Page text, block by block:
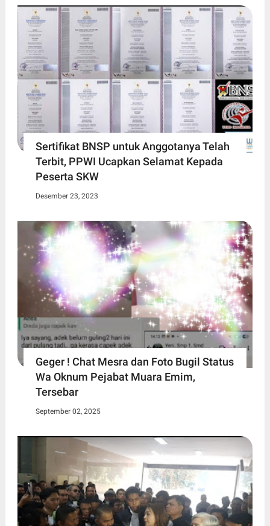
Sertifikat BNSP untuk Anggotanya Telah
Terbit, PPWI Ucapkan Selamat Kepada
Peserta SKW
Desember 23, 2023
Geger ! Chat Mesra dan Foto Bugil Status
Wa Oknum Pejabat Muara Emim,
Tersebar
September 02, 2025